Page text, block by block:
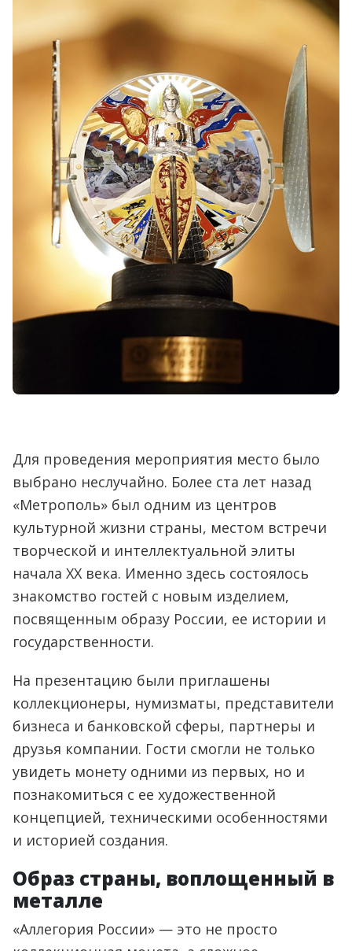
Для проведения мероприятия место было
выбрано неслучайно. Более ста лет назад
«Метрополь» был одним из центров
культурной жизни страны, местом встречи
творческой и интеллектуальной элиты
начала XX века. Именно здесь состоялось
знакомство гостей с новым изделием,
посвященным образу России, ее истории и
государственности.
На презентацию были приглашены
коллекционеры, нумизматы, представители
бизнеса и банковской сферы, партнеры и
друзья компании. Гости смогли не только
увидеть монету одними из первых, но и
познакомиться с ее художественной
концепцией, техническими особенностями
и историей создания.
Образ страны, воплощенный в
металле
«Аллегория России» — это не просто